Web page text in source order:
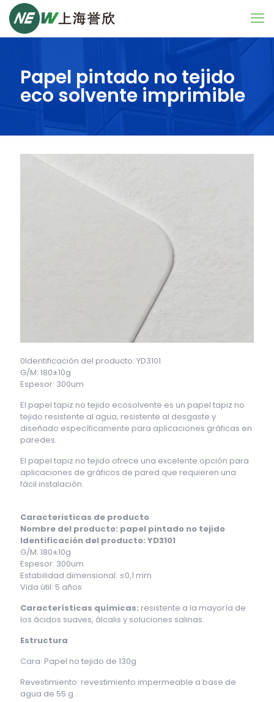
Papel pintado no tejido
eco solvente imprimible
0Identificación del producto: YD3101
G/M: 180±10g
Espesor: 300um
El papel tapiz no tejido ecosolvente es un papel tapiz no
tejido resistente al agua, resistente al desgaste y
diseñado específicamente para aplicaciones gráficas en
paredes.
El papel tapiz no tejido ofrece una excelente opción para
aplicaciones de gráficos de pared que requieren una
fácil instalación.
Caracteristicas de producto
Nombre del producto: papel pintado no tejido
Identificación del producto: YD3101
G/M: 180±10g
Espesor: 300um
Estabilidad dimensional: ≤0,1 mm
Vida útil: 5 años
Características químicas: resistente a la mayoría de
los ácidos suaves, álcalis y soluciones salinas.
Estructura
Cara: Papel no tejido de 130g
Revestimiento: revestimiento impermeable a base de
agua de 55 g